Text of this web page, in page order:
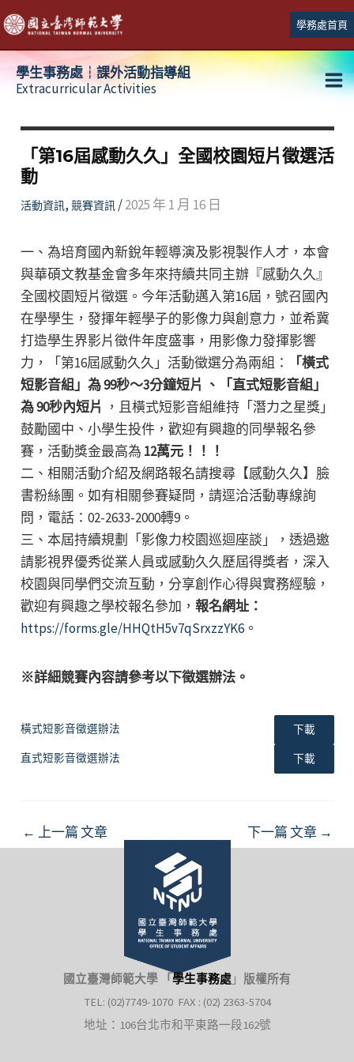
跳
至
主
學務處首頁
學生事務處┆課外活動指導組
Extracurricular Activities
「第16屆感動久久」全國校園短片徵選活
動
活動資訊, 競賽資訊/2025 年 1 月 16 日
一、為培育國內新銳年輕導演及影視製作人才，本會
與華碩文教基金會多年來持續共同主辦『感動久久』
全國校園短片徵選。今年活動邁入第16屆，號召國內
在學學生，發揮年輕學子的影像力與創意力，並希冀
打造學生界影片徵件年度盛事，用影像力發揮影響
力，「第16屆感動久久」活動徵選分為兩組：
「橫式
短影音組」為 99秒～3分鐘短片 、「直式短影音組」
為 90秒內短片 ，且橫式短影音組維持「潛力之星獎」
鼓勵國中、小學生投件，歡迎有興趣的同學報名參
賽，活動獎金最高為 12萬元！！！
二、相關活動介紹及網路報名請搜尋【感動久久】臉
書粉絲團。如有相關參賽疑問，請逕洽活動專線詢
問，電話：02-2633-2000轉9。
三、本屆持續規劃「影像力校園巡迴座談」，透過邀
請影視界優秀從業人員或感動久久歷屆得獎者，深入
校園與同學們交流互動，分享創作心得與實務經驗，
歡迎有興趣之學校報名參加， 報名網址：
https://forms.gle/HHQtH5v7qSrxzzYK6。
※詳細競賽內容請參考以下徵選辦法。
橫式短影音徵選辦法 下載
直式短影音徵選辦法 下載
Post
navigation
← 上一篇 文章 下一篇 文章 →
國立臺灣師範大學 「 學生事務處 」 版權所有
TEL: (02)7749-1070 FAX : (02) 2363-5704
地址：106台北市和平東路一段162號